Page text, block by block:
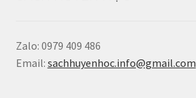
Zalo: 0979 409 486
Email: sachhuyenhoc.info@gmail.com